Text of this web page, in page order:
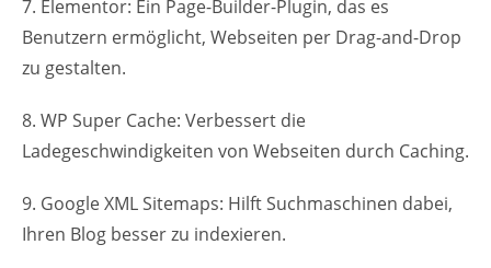
7. Elementor: Ein Page-Builder-Plugin, das es
Benutzern ermöglicht, Webseiten per Drag-and-Drop
zu gestalten.
8. WP Super Cache: Verbessert die
Ladegeschwindigkeiten von Webseiten durch Caching.
9. Google XML Sitemaps: Hilft Suchmaschinen dabei,
Ihren Blog besser zu indexieren.